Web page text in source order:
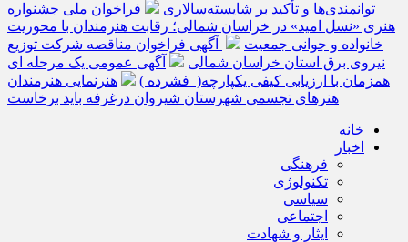
توانمندی‌ها و تأکید بر شایسته‌سالاری
فراخوان ملی جشنواره
هنری «نسل امید» در خراسان شمالی؛ رقابت هنرمندان با محوریت
خانواده و جوانی جمعیت
آگهی فراخوان مناقصه شرکت توزیع
نیروی برق استان خراسان شمالی
آگهی عمومی یک مرحله ای
همزمان با ارزیابی کیفی یکپارچه( فشرده )
هنرنمایی هنرمندان
هنرهای تجسمی شهرستان شیروان درغرفه باید برخاست
خانه
اخبار
فرهنگی
تکنولوژی
سیاسی
اجتماعی
ایثار و شهادت